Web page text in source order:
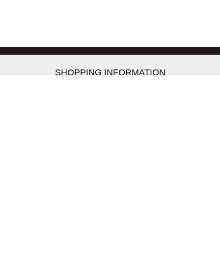
SHOPPING INFORMATION